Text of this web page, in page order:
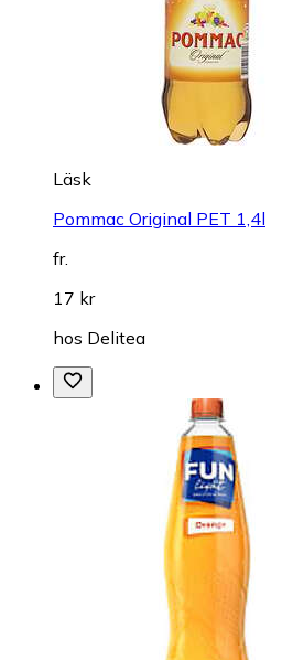
Läsk
Pommac Original PET 1,4l
fr.
17 kr
hos Delitea